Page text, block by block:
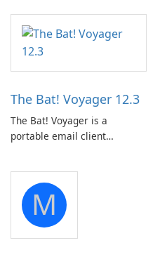
lying on the beach, camping
in the woods or even during
your long commute to work
The Bat! Voyager 12.3
The Bat! Voyager is a
portable email client
portable media on any
computer running Microsoft
Windows.
M